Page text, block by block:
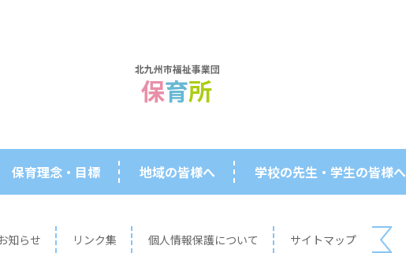
保育理念・目標 地域の皆様へ 学校の先生・学生の皆様へ
知らせ リンク集 個人情報保護について サイトマップ